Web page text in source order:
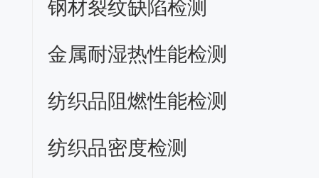
钢材裂纹缺陷检测
金属耐湿热性能检测
纺织品阻燃性能检测
纺织品密度检测